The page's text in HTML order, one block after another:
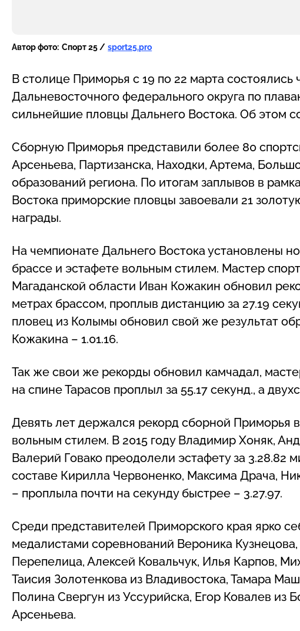
Автор фото: Спорт 25 / sport25.pro
В столице Приморья с 19 по 22 марта состоялись
Дальневосточного федерального округа по
сильнейшие пловцы Дальнего Востока. Об этом
Сборную Приморья представили более 80
Арсеньева, Партизанска, Находки, Артема,
образований региона. По итогам заплывов в
Востока приморские пловцы завоевали 21
награды.
На чемпионате Дальнего Востока установлены
брассе и эстафете вольным стилем. Мастер
Магаданской области Иван Кожакин обновил
метрах брассом, проплыв дистанцию за 27.19
пловец из Колымы обновил свой же результат
Кожакина – 1.01.16.
Так же свои же рекорды обновил камчадал,
на спине Тарасов проплыл за 55.17 секунд., а
Девять лет держался рекорд сборной Приморья
вольным стилем. В 2015 году Владимир Хоняк,
Валерий Говако преодолели эстафету за 3.28.82
составе Кирилла Червоненко, Максима Драча,
– проплыла почти на секунду быстрее – 3.27.97.
Среди представителей Приморского края ярко
медалистами соревнований Вероника
Перепелица, Алексей Ковальчук, Илья Карпов,
Таисия Золотенкова из Владивостока, Тамара
Полина Свергун из Уссурийска, Егор Ковалев из
Арсеньева.